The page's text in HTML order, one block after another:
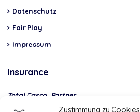
Zustimmung zu Cookies
Datenschutz
Fair Play
Impressum
Insurance
Total Casco, Partner